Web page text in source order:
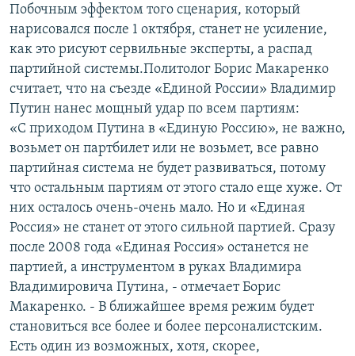
Побочным эффектом того сценария, который
нарисовался после 1 октября, станет не усиление,
как это рисуют сервильные эксперты, а распад
партийной системы.Политолог Борис Макаренко
считает, что на съезде «Единой России» Владимир
Путин нанес мощный удар по всем партиям:
«С приходом Путина в «Единую Россию», не важно,
возьмет он партбилет или не возьмет, все равно
партийная система не будет развиваться, потому
что остальным партиям от этого стало еще хуже. От
них осталось очень-очень мало. Но и «Единая
Россия» не станет от этого сильной партией. Сразу
после 2008 года «Единая Россия» останется не
партией, а инструментом в руках Владимира
Владимировича Путина, - отмечает Борис
Макаренко. - В ближайшее время режим будет
становиться все более и более персоналистским.
Есть один из возможных, хотя, скорее,